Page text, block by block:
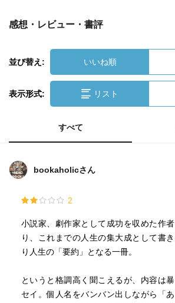
感想・レビュー・書評
並び替え: いいね順
表示形式: リスト
すべて
bookaholicさん
2
小説家、劇作家として成功を収めた作
り、これまでの人生の集大成として書
り人生の「要約」となる一冊。
というと格調高く聞こえるが、内容は
セイ。個人名をバンバン出しながら「